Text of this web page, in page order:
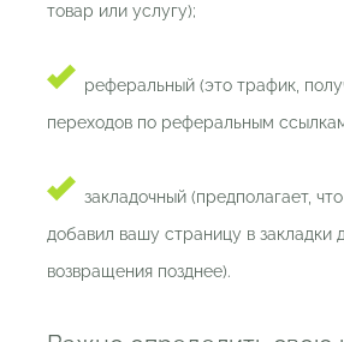
товар или услугу);
реферальный (это трафик,
переходов по реферальным
закладочный (предполагает,
добавил вашу страницу в закладки
возвращения позднее).